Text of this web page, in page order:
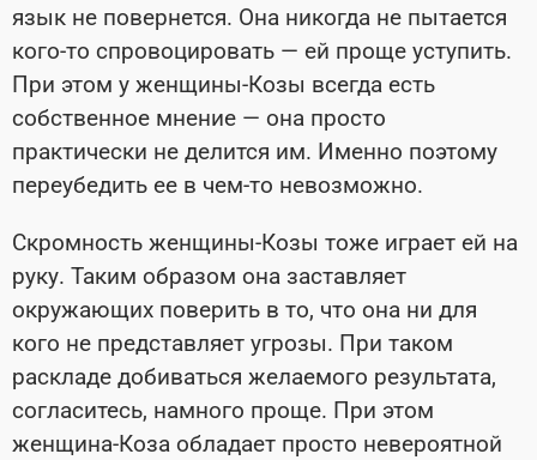
язык не повернется. Она никогда не пытается
кого-то спровоцировать — ей проще уступить.
При этом у женщины-Козы всегда есть
собственное мнение — она просто
практически не делится им. Именно поэтому
переубедить ее в чем-то невозможно.
Скромность женщины-Козы тоже играет ей на
руку. Таким образом она заставляет
окружающих поверить в то, что она ни для
кого не представляет угрозы. При таком
раскладе добиваться желаемого результата,
согласитесь, намного проще. При этом
женщина-Коза обладает просто невероятной